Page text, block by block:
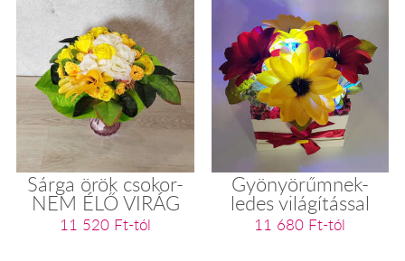
Sárga örök csokor-
NEM ÉLŐ VIRÁG
11 520 Ft-tól
Gyönyörűmnek-
ledes világítással
11 680 Ft-tól